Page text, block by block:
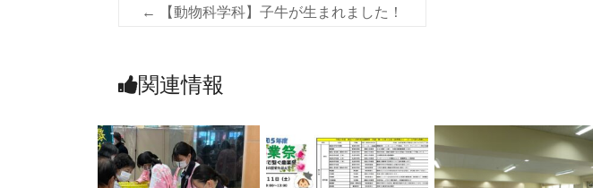
← 【動物科学科】子牛が生まれました！
関連情報